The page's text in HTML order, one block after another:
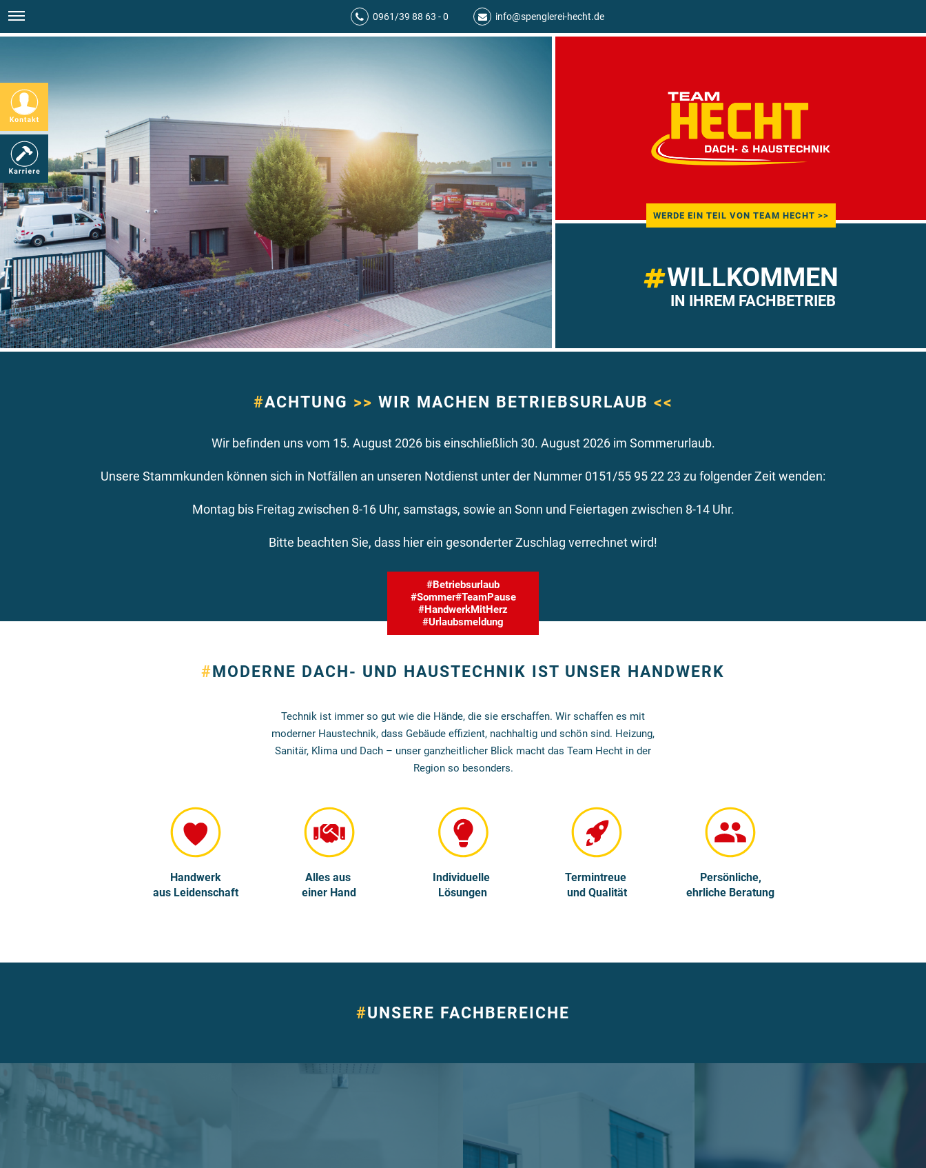
0961/39 88 63 - 0 info@spenglerei-hecht.de
WILLKOMMEN
IN IHREM FACHBETRIEB
WERDE EIN TEIL VON TEAM HECHT >>
#ACHTUNG >> WIR MACHEN BETRIEBSURLAUB <<
Wir befinden uns vom 15. August 2026 bis einschließlich 30. August 2026 im Sommerurlaub.
Unsere Stammkunden können sich in Notfällen an unseren Notdienst unter der Nummer 0151/55 95 22 23 zu folgender Zeit wenden:
Montag bis Freitag zwischen 8-16 Uhr, samstags, sowie an Sonn und Feiertagen zwischen 8-14 Uhr.
Bitte beachten Sie, dass hier ein gesonderter Zuschlag verrechnet wird!
#Betriebsurlaub
#Sommer#TeamPause
#HandwerkMitHerz
#Urlaubsmeldung
# MODERNE DACH- UND HAUSTECHNIK IST UNSER HANDWERK
Technik ist immer so gut wie die Hände, die sie erschaffen. Wir schaffen es mit
moderner Haustechnik, dass Gebäude effizient, nachhaltig und schön sind. Heizung,
Sanitär, Klima und Dach – unser ganzheitlicher Blick macht das Team Hecht in der
Region so besonders.
Handwerk
aus Leidenschaft
Alles aus
einer Hand
Individuelle
Lösungen
Termintreue
und Qualität
Persönliche,
ehrliche Beratung
#UNSERE FACHBEREICHE